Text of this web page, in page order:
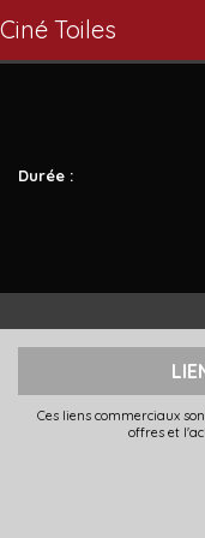
Ciné Toiles
Durée :
Ces liens commerciaux
offres et